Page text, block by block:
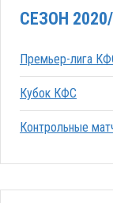
СЕЗОН
Премьер-лига
Кубок КФС
Контрольные